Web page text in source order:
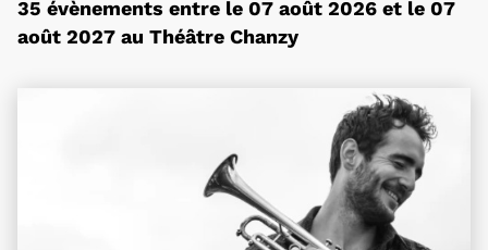
35 évènements entre le 07 août 2026 et le 07
août 2027 au Théâtre Chanzy
Plus d'information sur l'évènement